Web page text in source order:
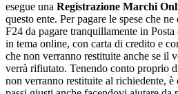
esegue una Registrazione Marchi
questo ente. Per pagare le spese che
F24 da pagare tranquillamente in
in tema online, con carta di credito e
che non verranno restituite anche se il
verrà rifiutato. Tenendo conto proprio
non verranno restituite al richiedente, è